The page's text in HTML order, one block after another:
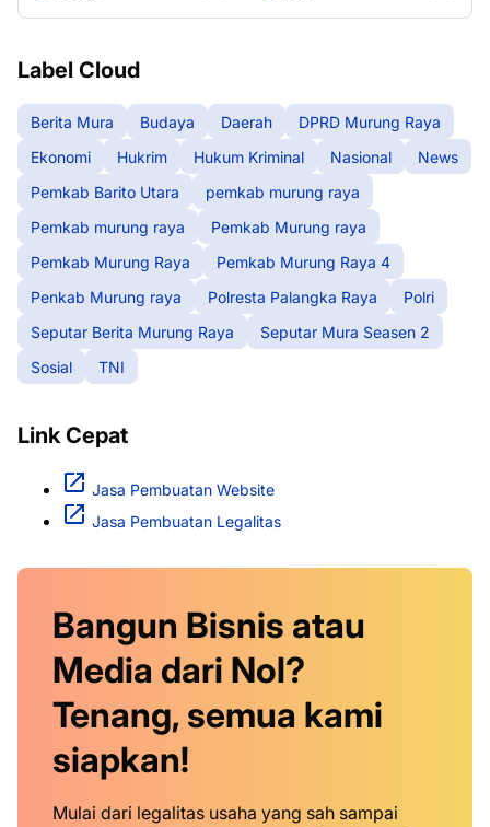
Label Cloud
Berita Mura Budaya Daerah
DPRD Murung Raya
Ekonomi
Hukrim Hukum Kriminal Nasional
News
Pemkab Barito Utara
pemkab murung raya
Pemkab murung raya
Pemkab Murung raya
Pemkab Murung Raya
Pemkab Murung Raya 4
Penkab Murung raya
Polresta Palangka Raya
Polri
Seputar Berita Murung Raya
Seputar Mura Seasen 2
Sosial
TNI
Link Cepat
Jasa Pembuatan Website
Jasa Pembuatan Legalitas
Bangun Bisnis atau
Media dari Nol?
Tenang, semua kami
siapkan!
Mulai dari legalitas usaha yang sah sampai